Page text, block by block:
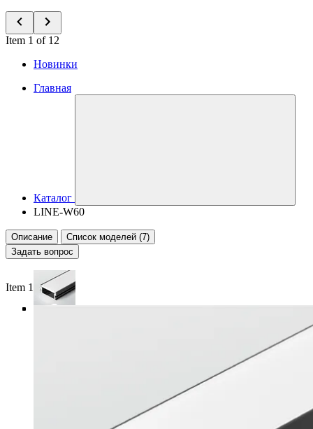
Item 1 of 12
Новинки
Главная
Каталог
LINE-W60
Описание
Список моделей (7)
Задать вопрос
Item 1 of 6